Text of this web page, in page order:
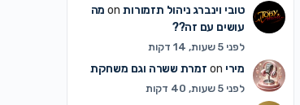
טובי וינברג ניהול תזמורותon
מה
עושים עם זה??
לפני 5 שעות, 14 דקות
מירי זמרת ששרה וגם משחקת
לפני 5 שעות, 40 דקות